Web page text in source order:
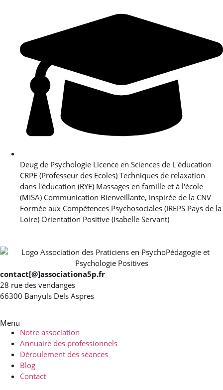
Deug de Psychologie Licence en Sciences de L'éducation
CRPE (Professeur des Ecoles) Techniques de relaxation
dans l'éducation (RYE) Massages en famille et à l'école
(MISA) Communication Bienveillante, inspirée de la CNV
Formée aux Compétences Psychosociales (IREPS Pays de la
Loire) Orientation Positive (Isabelle Servant)
contact[@]associationa5p.fr
28 rue des vendanges
66300 Banyuls Dels Aspres
Menu
Notre association
Annuaire des professionnels
Déroulement des séances
Blog
Contact